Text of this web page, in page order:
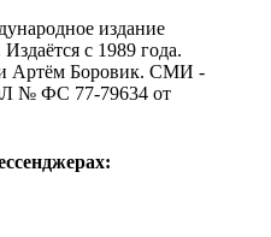
издание
с 1989 года.
Артём Боровик. CМИ -
№ ФС 77-79634 от